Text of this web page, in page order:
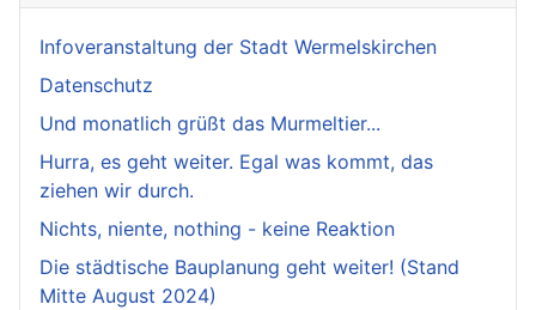
Infoveranstaltung der Stadt Wermelskirchen
Datenschutz
Und monatlich grüßt das Murmeltier...
Hurra, es geht weiter. Egal was kommt, das
ziehen wir durch.
Nichts, niente, nothing - keine Reaktion
Die städtische Bauplanung geht weiter! (Stand
Mitte August 2024)